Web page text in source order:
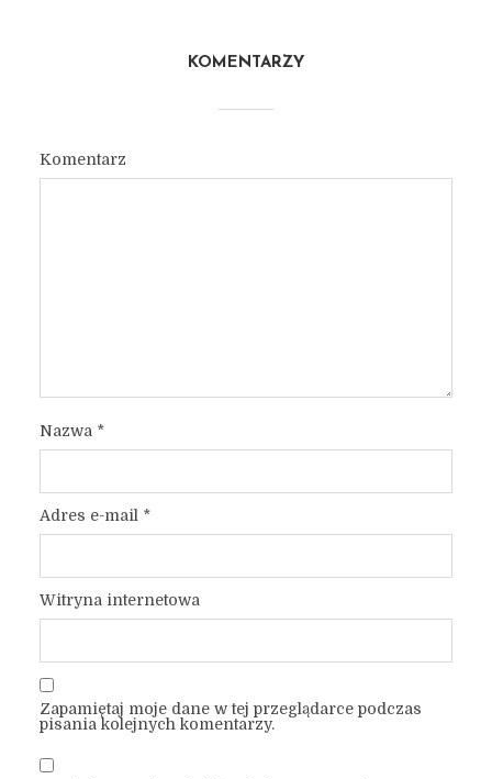
KOMENTARZY
Komentarz
Nazwa *
Adres e-mail *
Witryna internetowa
Zapamiętaj moje dane w tej przeglądarce podczas
pisania kolejnych komentarzy.